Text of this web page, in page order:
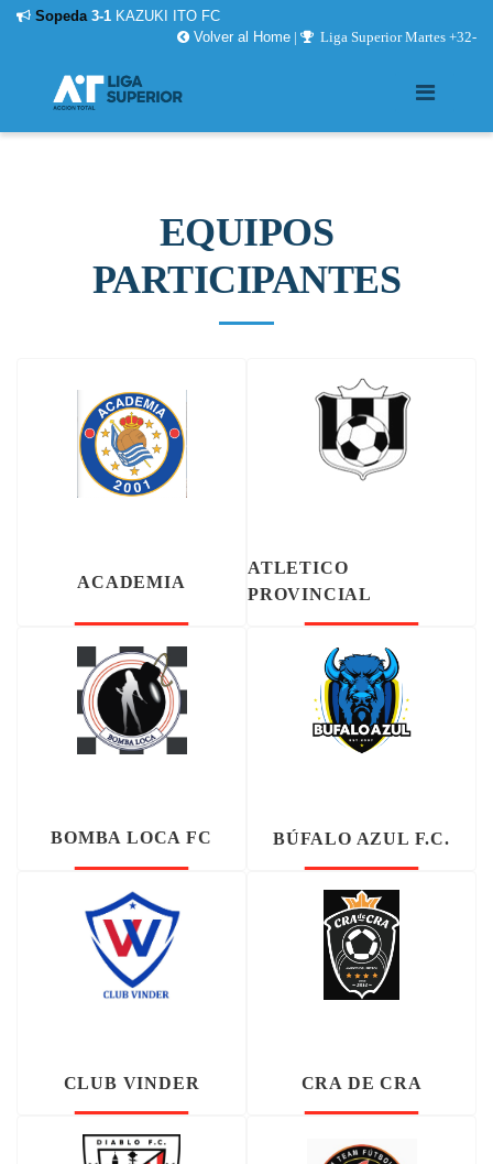
Sopeda 3-1 KAZUKI ITO FC
Volver al Home | Liga Superior Martes +32-
EQUIPOS
PARTICIPANTES
ACADEMIA
ATLETICO
PROVINCIAL
BOMBA LOCA FC BÚFALO AZUL F.C.
CLUB VINDER CRA DE CRA